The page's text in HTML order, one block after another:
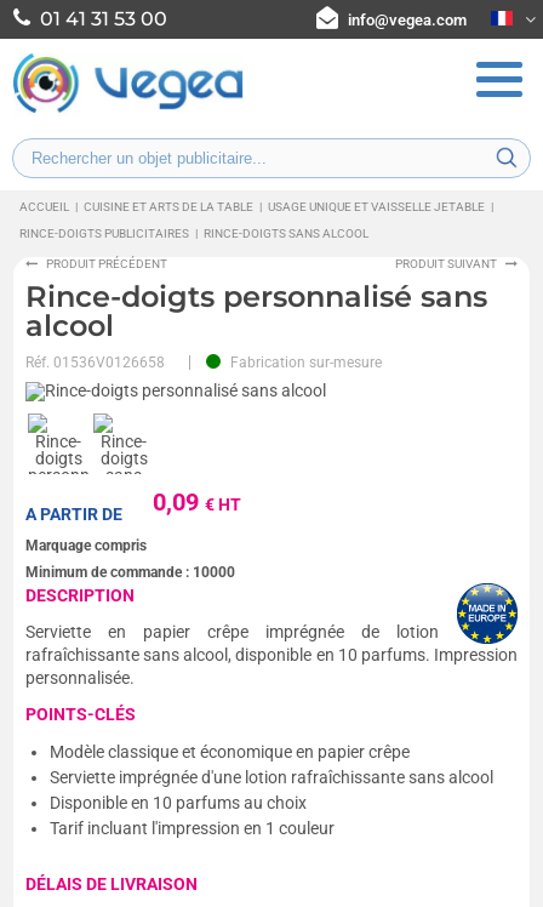
01 41 31 53 00 info@vegea.com
ACCUEIL | CUISINE ET ARTS DE LA TABLE | USAGE UNIQUE ET VAISSELLE JETABLE |
RINCE-DOIGTS PUBLICITAIRES | RINCE-DOIGTS SANS ALCOOL
PRODUIT PRÉCÉDENT PRODUIT SUIVANT
Rince-doigts personnalisé sans
alcool
Réf.01536V0126658 Fabrication sur-mesure
0,09€ HT
A PARTIR DE
Marquage compris
Minimum de commande : 10000
DESCRIPTION
Serviette en papier crêpe imprégnée de lotion
rafraîchissante sans alcool, disponible en 10 parfums. Impression
personnalisée.
POINTS-CLÉS
Modèle classique et économique en papier crêpe
Serviette imprégnée d'une lotion rafraîchissante sans alcool
Disponible en 10 parfums au choix
Tarif incluant l'impression en 1 couleur
DÉLAIS DE LIVRAISON